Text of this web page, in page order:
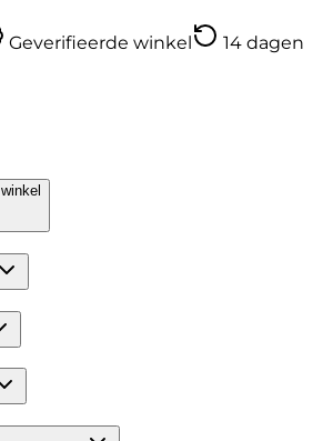
Geverifieerde winkel
14 dagen
winkel